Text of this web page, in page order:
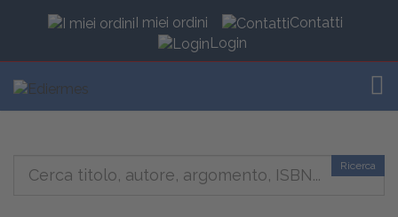
I miei ordini
Contatti
Login
Ricerca